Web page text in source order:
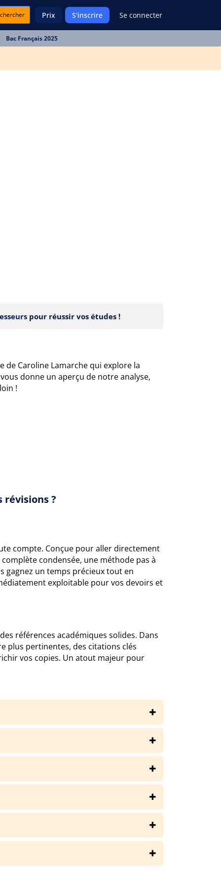
Prix S'inscrire Se connecter
Bac Français 2025
pour réussir vos études !
de Caroline Lamarche qui explore la
donne un aperçu de notre analyse,
!
révisions ?
compte. Conçue pour aller directement
condensée, une méthode pas à
gagnez un temps précieux tout en
exploitable pour vos devoirs et
références académiques solides. Dans
plus pertinentes, des citations clés
vos copies. Un atout majeur pour